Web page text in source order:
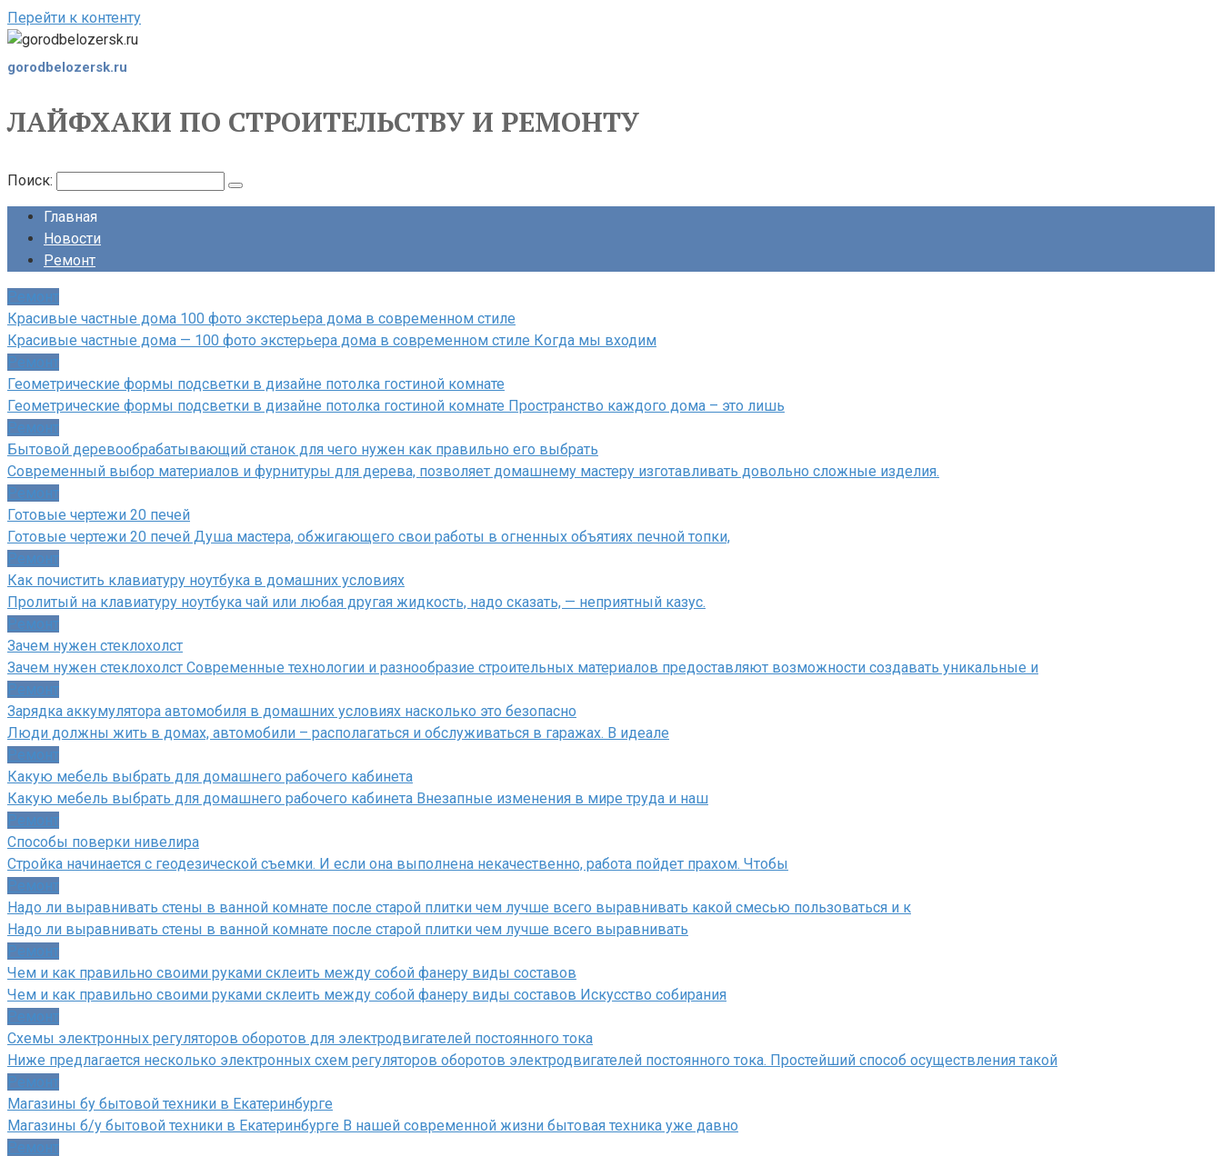
Перейти к контенту
gorodbelozersk.ru
ЛАЙФХАКИ ПО СТРОИТЕЛЬСТВУ И РЕМОНТУ
Поиск:
Главная
Новости
Ремонт
Ремонт
Красивые частные дома 100 фото экстерьера дома в современном стиле
Красивые частные дома — 100 фото экстерьера дома в современном стиле Когда мы входим
Ремонт
Геометрические формы подсветки в дизайне потолка гостиной комнате
Геометрические формы подсветки в дизайне потолка гостиной комнате Пространство каждого дома – это лишь
Ремонт
Бытовой деревообрабатывающий станок для чего нужен как правильно его выбрать
Современный выбор материалов и фурнитуры для дерева, позволяет домашнему мастеру изготавливать довольно сложные изделия.
Ремонт
Готовые чертежи 20 печей
Готовые чертежи 20 печей Душа мастера, обжигающего свои работы в огненных объятиях печной топки,
Ремонт
Как почистить клавиатуру ноутбука в домашних условиях
Пролитый на клавиатуру ноутбука чай или любая другая жидкость, надо сказать, — неприятный казус.
Ремонт
Зачем нужен стеклохолст
Зачем нужен стеклохолст Современные технологии и разнообразие строительных материалов предоставляют возможности создавать уникальные и
Ремонт
Зарядка аккумулятора автомобиля в домашних условиях насколько это безопасно
Люди должны жить в домах, автомобили – располагаться и обслуживаться в гаражах. В идеале
Ремонт
Какую мебель выбрать для домашнего рабочего кабинета
Какую мебель выбрать для домашнего рабочего кабинета Внезапные изменения в мире труда и наш
Ремонт
Способы поверки нивелира
Стройка начинается с геодезической съемки. И если она выполнена некачественно, работа пойдет прахом. Чтобы
Ремонт
Надо ли выравнивать стены в ванной комнате после старой плитки чем лучше всего выравнивать какой смесью пользоваться и к
Надо ли выравнивать стены в ванной комнате после старой плитки чем лучше всего выравнивать
Ремонт
Чем и как правильно своими руками склеить между собой фанеру виды составов
Чем и как правильно своими руками склеить между собой фанеру виды составов Искусство собирания
Ремонт
Схемы электронных регуляторов оборотов для электродвигателей постоянного тока
Ниже предлагается несколько электронных схем регуляторов оборотов электродвигателей постоянного тока. Простейший способ осуществления такой
Ремонт
Магазины бу бытовой техники в Екатеринбурге
Магазины б/у бытовой техники в Екатеринбурге В нашей современной жизни бытовая техника уже давно
Ремонт